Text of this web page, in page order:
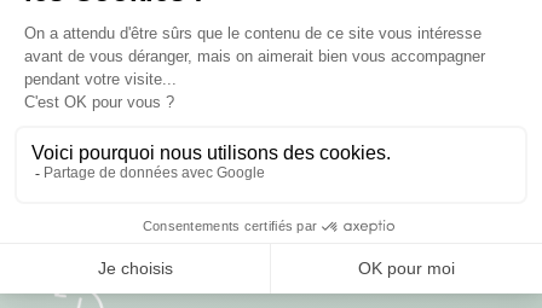
INFORMATIONS PRATIQUES :